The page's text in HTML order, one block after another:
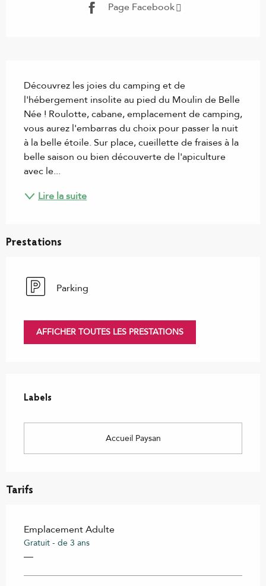
Page Facebook
Découvrez les joies du camping et de
l'hébergement insolite au pied du Moulin de Belle
Née ! Roulotte, cabane, emplacement de camping,
vous aurez l'embarras du choix pour passer la nuit
à la belle étoile. Sur place, cueillette de fraises à la
belle saison ou bien découverte de l'apiculture
avec le...
Lire la suite
Prestations
Parking
AFFICHER TOUTES LES PRESTATIONS
Labels
Labels
Accueil Paysan
Tarifs
Emplacement Adulte
Gratuit - de 3 ans
—